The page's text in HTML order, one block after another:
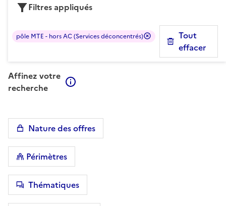
Filtres appliqués
pôle MTE - hors AC (Services déconcentrés)
Tout
effacer
Affinez votre
recherche
Nature des offres
Périmètres
Thématiques